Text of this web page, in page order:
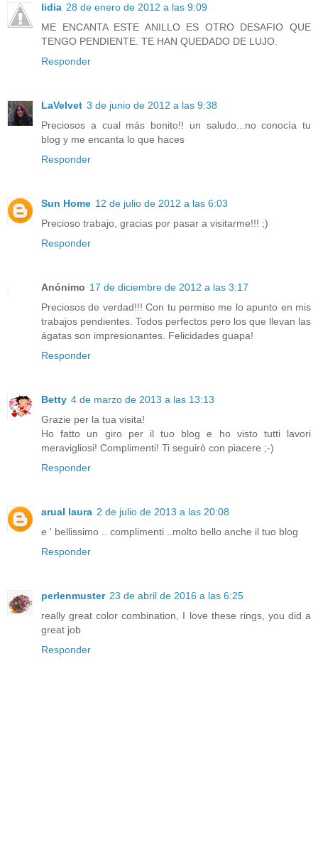
lidia 28 de enero de 2012 a las 9:09
ME ENCANTA ESTE ANILLO ES OTRO DESAFIO QUE
TENGO PENDIENTE. TE HAN QUEDADO DE LUJO.
Responder
LaVelvet 3 de junio de 2012 a las 9:38
Preciosos a cual más bonito!! un saludo...no conocía tu
blog y me encanta lo que haces
Responder
Sun Home 12 de julio de 2012 a las 6:03
Precioso trabajo, gracias por pasar a visitarme!!! ;)
Responder
Anónimo 17 de diciembre de 2012 a las 3:17
Preciosos de verdad!!! Con tu permiso me lo apunto en mis
trabajos pendientes. Todos perfectos pero los que llevan las
ágatas son impresionantes. Felicidades guapa!
Responder
Betty 4 de marzo de 2013 a las 13:13
Grazie per la tua visita!
Ho fatto un giro per il tuo blog e ho visto tutti lavori
meravigliosi! Complimenti! Ti seguirò con piacere ;-)
Responder
arual laura 2 de julio de 2013 a las 20:08
e ' bellissimo .. complimenti ..molto bello anche il tuo blog
Responder
perlenmuster 23 de abril de 2016 a las 6:25
really great color combination, I love these rings, you did a
great job
Responder